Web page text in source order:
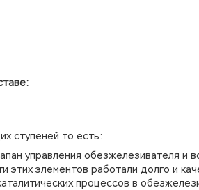
ступеней то есть:
управления обезжелезивателя и
этих элементов работали долго и
процессов в